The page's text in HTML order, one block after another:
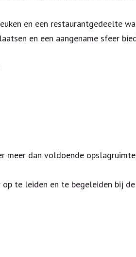
en een restaurantgedeelte
en een aangename sfeer
meer dan voldoende
te leiden en te begeleiden bij